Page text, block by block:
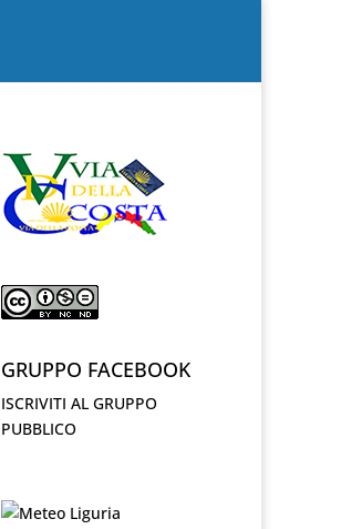
GRUPPO FACEBOOK
ISCRIVITI AL GRUPPO
PUBBLICO